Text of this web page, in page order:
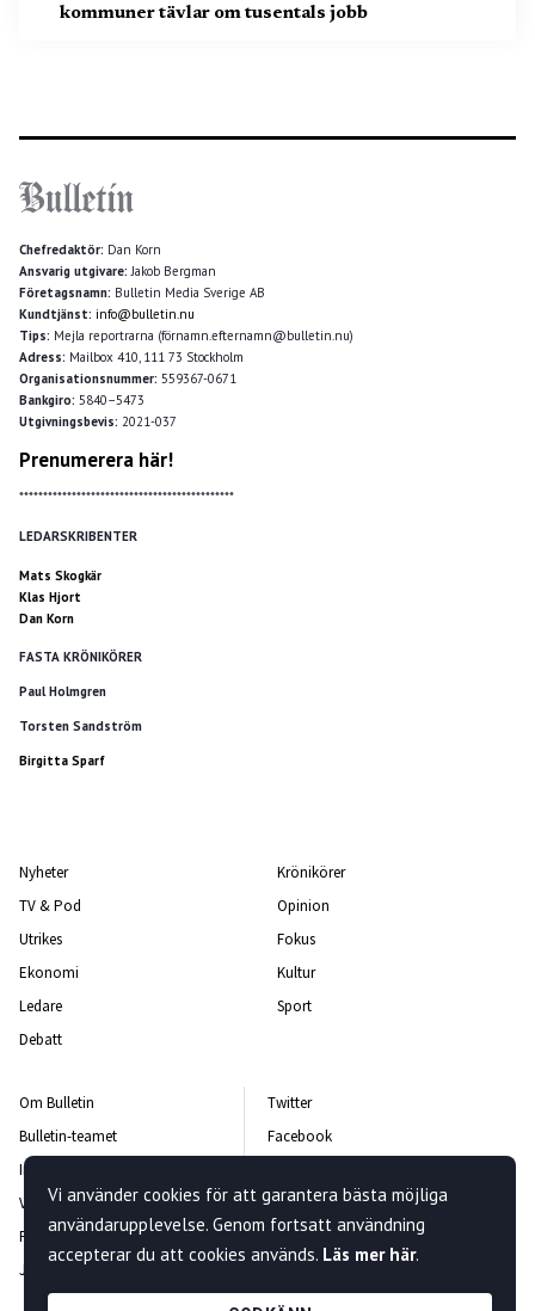
kommuner tävlar om tusentals jobb
Chefredaktör: Dan Korn
Ansvarig utgivare:Jakob Bergman
Företagsnamn: Bulletin Media Sverige AB
Kundtjänst: info@bulletin.nu
Tips: Mejla reportrarna (förnamn.efternamn@bulletin.nu)
Adress: Mailbox 410, 111 73 Stockholm
Organisationsnummer: 559367-0671
Bankgiro: 5840–5473
Utgivningsbevis: 2021-037
Prenumerera här!
*********************************************
LEDARSKRIBENTER
Mats Skogkär
Klas Hjort
Dan Korn
FASTA KRÖNIKÖRER
Paul Holmgren
Torsten Sandström
Birgitta Sparf
Nyheter
TV & Pod
Utrikes
Ekonomi
Ledare
Debatt
Krönikörer
Opinion
Fokus
Kultur
Sport
Om Bulletin
Bulletin-teamet
Integritetspolicy
Vanliga frågor och svar
Rättelsepolicy
Jobba hos oss
Twitter
Facebook
Kontakta oss
Nyhetsbrev
Vi använder cookies för att garantera bästa möjliga
användarupplevelse. Genom fortsatt användning
accepterar du att cookies används. Läs mer här.